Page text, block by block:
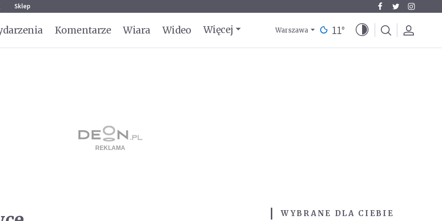
Sklep
Komentarze Wiara Wideo Więcej Warszawa 11°
WYBRANE DLA CIEBIE